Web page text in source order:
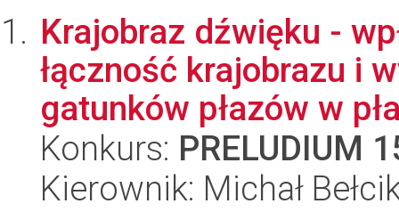
Krajobraz dźwięku -
łączność krajobrazu i
gatunków płazów w
Konkurs: PRELUDIUM
Kierownik: Michał